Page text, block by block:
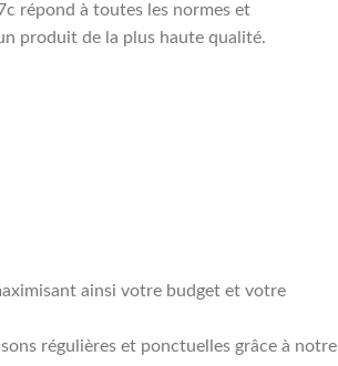
répond à toutes les normes et
produit de la plus haute qualité.
ainsi votre budget et votre
régulières et ponctuelles grâce à notre